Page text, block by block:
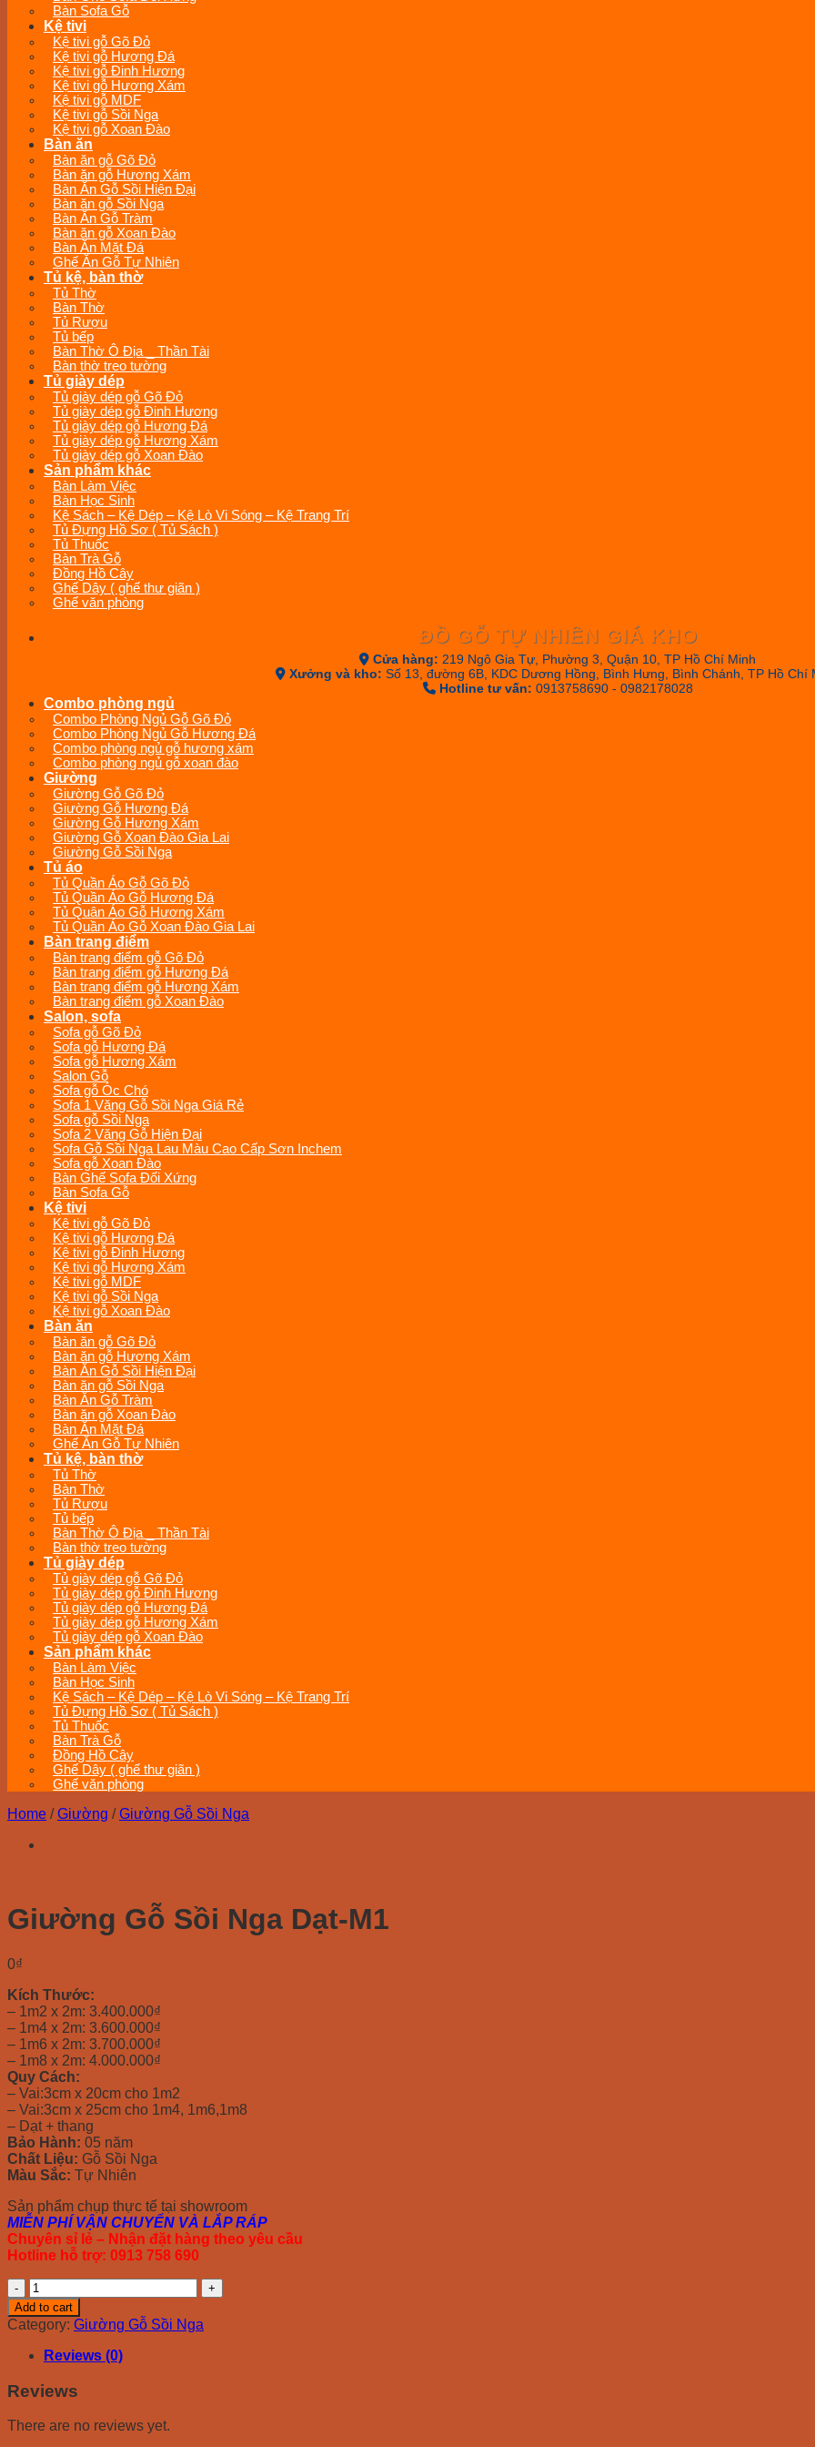
Bàn Sofa Gỗ
Kệ tivi
Kệ tivi gỗ Gõ Đỏ
Kệ tivi gỗ Hương Đá
Kệ tivi gỗ Đinh Hương
Kệ tivi gỗ Hương Xám
Kệ tivi gỗ MDF
Kệ tivi gỗ Sồi Nga
Kệ tivi gỗ Xoan Đào
Bàn ăn
Bàn ăn gỗ Gõ Đỏ
Bàn ăn gỗ Hương Xám
Bàn Ăn Gỗ Sồi Hiện Đại
Bàn ăn gỗ Sồi Nga
Bàn Ăn Gỗ Tràm
Bàn ăn gỗ Xoan Đào
Bàn Ăn Mặt Đá
Ghế Ăn Gỗ Tự Nhiên
Tủ kệ, bàn thờ
Tủ Thờ
Bàn Thờ
Tủ Rượu
Tủ bếp
Bàn Thờ Ô Địa _ Thần Tài
Bàn thờ treo tường
Tủ giày dép
Tủ giày dép gỗ Gõ Đỏ
Tủ giày dép gỗ Đinh Hương
Tủ giày dép gỗ Hương Đá
Tủ giày dép gỗ Hương Xám
Tủ giày dép gỗ Xoan Đào
Sản phẩm khác
Bàn Làm Việc
Bàn Học Sinh
Kệ Sách – Kệ Dép – Kệ Lò Vi Sóng – Kệ Trang Trí
Tủ Đựng Hồ Sơ ( Tủ Sách )
Tủ Thuốc
Bàn Trà Gỗ
Đồng Hồ Cây
Ghế Dây ( ghế thư giãn )
Ghế văn phòng
ĐỒ GỖ TỰ NHIÊN GIÁ KHO
Cửa hàng: 219 Ngô Gia Tự, Phường 3, Quận 10, TP Hồ Chí Minh
Xưởng và kho: Số 13, đường 6B, KDC Dương Hồng, Bình Hưng, Bình Chánh, TP Hồ Chí
Hotline tư vấn: 0913758690 - 0982178028
Combo phòng ngủ
Combo Phòng Ngủ Gỗ Gõ Đỏ
Combo Phòng Ngủ Gỗ Hương Đá
Combo phòng ngủ gỗ hương xám
Combo phòng ngủ gỗ xoan đào
Giường
Giường Gỗ Gõ Đỏ
Giường Gỗ Hương Đá
Giường Gỗ Hương Xám
Giường Gỗ Xoan Đào Gia Lai
Giường Gỗ Sồi Nga
Tủ áo
Tủ Quần Áo Gỗ Gõ Đỏ
Tủ Quần Áo Gỗ Hương Đá
Tủ Quân Áo Gỗ Hương Xám
Tủ Quần Áo Gỗ Xoan Đào Gia Lai
Bàn trang điểm
Bàn trang điểm gỗ Gõ Đỏ
Bàn trang điểm gỗ Hương Đá
Bàn trang điểm gỗ Hương Xám
Bàn trang điểm gỗ Xoan Đào
Salon, sofa
Sofa gỗ Gõ Đỏ
Sofa gỗ Hương Đá
Sofa gỗ Hương Xám
Salon Gỗ
Sofa gỗ Óc Chó
Sofa 1 Văng Gỗ Sồi Nga Giá Rẻ
Sofa gỗ Sồi Nga
Sofa 2 Văng Gỗ Hiện Đại
Sofa Gỗ Sồi Nga Lau Màu Cao Cấp Sơn Inchem
Sofa gỗ Xoan Đào
Bàn Ghế Sofa Đối Xứng
Bàn Sofa Gỗ
Kệ tivi
Kệ tivi gỗ Gõ Đỏ
Kệ tivi gỗ Hương Đá
Kệ tivi gỗ Đinh Hương
Kệ tivi gỗ Hương Xám
Kệ tivi gỗ MDF
Kệ tivi gỗ Sồi Nga
Kệ tivi gỗ Xoan Đào
Bàn ăn
Bàn ăn gỗ Gõ Đỏ
Bàn ăn gỗ Hương Xám
Bàn Ăn Gỗ Sồi Hiện Đại
Bàn ăn gỗ Sồi Nga
Bàn Ăn Gỗ Tràm
Bàn ăn gỗ Xoan Đào
Bàn Ăn Mặt Đá
Ghế Ăn Gỗ Tự Nhiên
Tủ kệ, bàn thờ
Tủ Thờ
Bàn Thờ
Tủ Rượu
Tủ bếp
Bàn Thờ Ô Địa _ Thần Tài
Bàn thờ treo tường
Tủ giày dép
Tủ giày dép gỗ Gõ Đỏ
Tủ giày dép gỗ Đinh Hương
Tủ giày dép gỗ Hương Đá
Tủ giày dép gỗ Hương Xám
Tủ giày dép gỗ Xoan Đào
Sản phẩm khác
Bàn Làm Việc
Bàn Học Sinh
Kệ Sách – Kệ Dép – Kệ Lò Vi Sóng – Kệ Trang Trí
Tủ Đựng Hồ Sơ ( Tủ Sách )
Tủ Thuốc
Bàn Trà Gỗ
Đồng Hồ Cây
Ghế Dây ( ghế thư giãn )
Ghế văn phòng
Home / Giường / Giường Gỗ Sồi Nga
Giường Gỗ Sồi Nga Dạt-M1
0₫
Kích Thước:
– 1m2 x 2m: 3.400.000₫
– 1m4 x 2m: 3.600.000₫
– 1m6 x 2m: 3.700.000₫
– 1m8 x 2m: 4.000.000₫
Quy Cách:
– Vai:3cm x 20cm cho 1m2
– Vai:3cm x 25cm cho 1m4, 1m6,1m8
– Dạt + thang
Bảo Hành: 05 năm
Chất Liệu: Gỗ Sồi Nga
Màu Sắc: Tự Nhiên
Sản phẩm chụp thực tế tại showroom
MIỄN PHÍ VẬN CHUYỂN VÀ LẮP RÁP
Chuyên sỉ lẻ – Nhận đặt hàng theo yêu cầu
Hotline hỗ trợ: 0913 758 690
Giường
Gỗ
Sồi
Nga
Dạt-
M1
quantity
Add to cart
Category: Giường Gỗ Sồi Nga
Reviews (0)
Reviews
There are no reviews yet.